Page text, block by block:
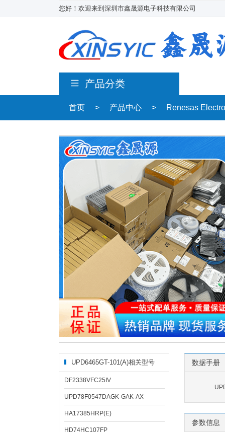
您好！欢迎来到深圳市鑫晟源电子科技有限公司
产品分类
首页 > 产品中心 > Renesas
UPD6465GT-101(A)相关型号
DF2338VFC25IV
UPD78F0547DAGK-GAK-AX
HA17385HRP(E)
HD74HC107FP
数据手册
参数信息